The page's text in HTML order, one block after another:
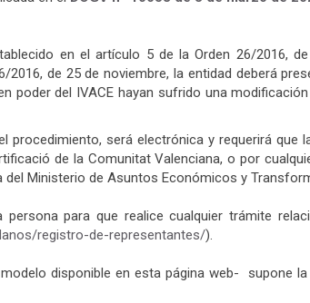
en el artículo 5 de la Orden 26/2016,
de 25 de noviembre, la entidad deberá
poder del IVACE hayan sufrido una
será electrónica y requerirá
de la Comunitat Valenciana, o por
Ministerio de Asuntos Económicos y
para que realice cualquier trámite
registro-de-representantes/).
disponible en esta página web- supone